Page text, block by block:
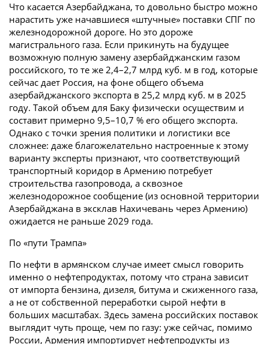
Что касается Азербайджана, то довольно быстро можно
нарастить уже начавшиеся «штучные» поставки СПГ по
железнодорожной дороге. Но это дороже
магистрального газа. Если прикинуть на будущее
возможную полную замену азербайджанским газом
российского, то те же 2,4–2,7 млрд куб. м в год, которые
сейчас дает Россия, на фоне общего объема
азербайджанского экспорта в 25,2 млрд куб. м в 2025
году. Такой объем для Баку физически осуществим и
составит примерно 9,5–10,7 % его общего экспорта.
Однако с точки зрения политики и логистики все
сложнее: даже благожелательно настроенные к этому
варианту эксперты признают, что соответствующий
транспортный коридор в Армению потребует
строительства газопровода, а сквозное
железнодорожное сообщение (из основной территории
Азербайджана в эксклав Нахичевань через Армению)
ожидается не раньше 2029 года.
По «пути Трампа»
По нефти в армянском случае имеет смысл говорить
именно о нефтепродуктах, потому что страна зависит
от импорта бензина, дизеля, битума и сжиженного газа,
а не от собственной переработки сырой нефти в
больших масштабах. Здесь замена российских поставок
выглядит чуть проще, чем по газу: уже сейчас, помимо
России, Армения импортирует нефтепродукты из